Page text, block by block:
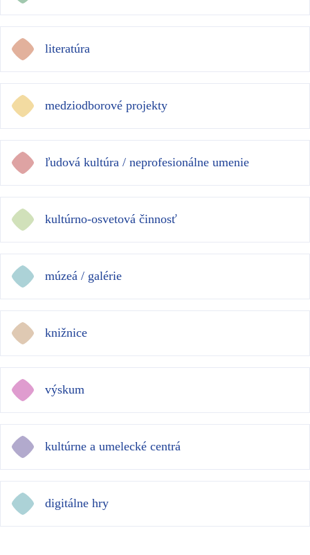
literatúra
medziodborové projekty
ľudová kultúra / neprofesionálne umenie
kultúrno-osvetová činnosť
múzeá / galérie
knižnice
výskum
kultúrne a umelecké centrá
digitálne hry